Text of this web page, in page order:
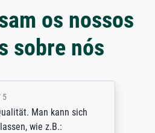
os nossos
sobre nós
Man kann sich
wie z.B.: